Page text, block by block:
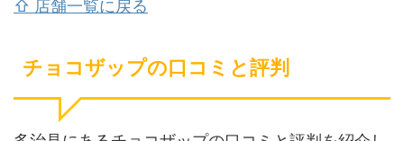
⇧ 店舗一覧に戻る
チョコザップの口コミと評判